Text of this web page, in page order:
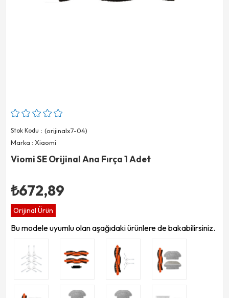
Stok Kodu
(orijinalx7-04)
Marka : Xiaomi
Viomi SE Orijinal Ana Fırça 1 Adet
₺672,89
Orijinal Ürün
Bu modele uyumlu olan aşağıdaki ürünlere de bakabilirsiniz.